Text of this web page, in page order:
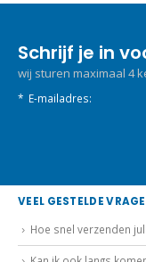
wij sturen maximaal 4
*E-mailadres:
VEEL GESTELDE
Kan ik ook langs